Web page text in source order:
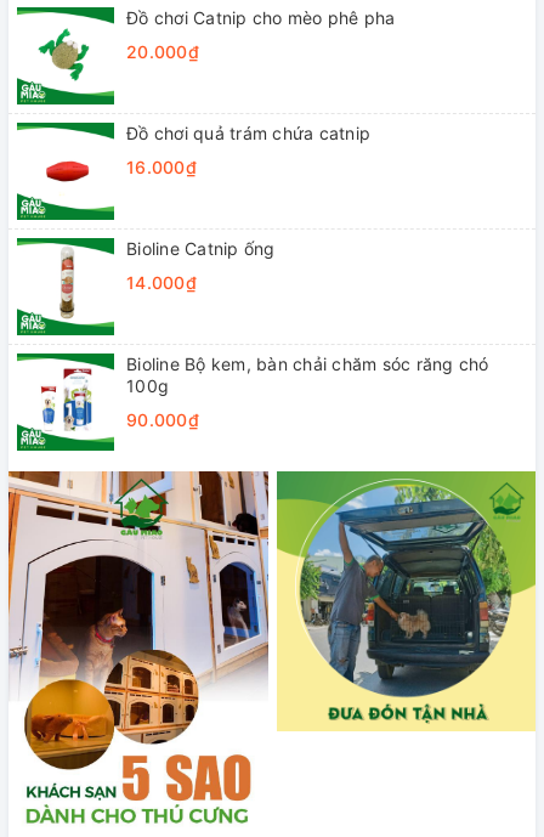
Đồ chơi Catnip cho mèo phê pha
20.000₫
Đồ chơi quả trám chứa catnip
16.000₫
Bioline Catnip ống
14.000₫
Bioline Bộ kem, bàn chải chăm sóc răng chó
100g
90.000₫